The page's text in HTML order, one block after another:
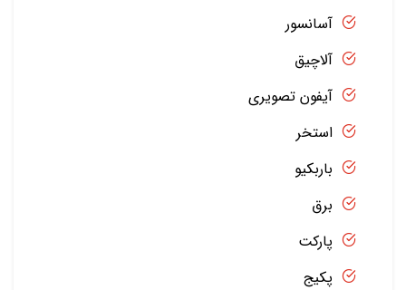
آسانسور
آلاچیق
آیفون تصویری
استخر
باربکیو
برق
پارکت
پکیج